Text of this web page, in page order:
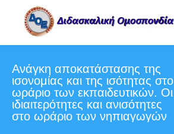
Ανάγκη αποκατάστασης της
ισονομίας και της ισότητας στο
ωράριο των εκπαιδευτικών. Οι
ιδιαιτερότητες και ανισότητες
στο ωράριο των νηπιαγωγών